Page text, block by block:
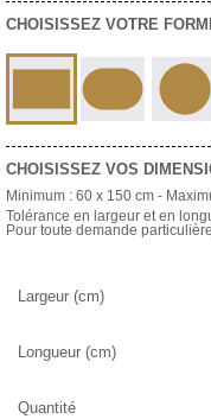
CHOISISSEZ VOTRE
CHOISISSEZ VOS
Minimum : 60 x 150 cm -
Tolérance en largeur et en
Pour toute demande
Largeur (cm)
Longueur (cm)
Quantité